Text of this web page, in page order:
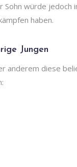
Sohn würde jedoch
haben.
Jungen
anderem diese